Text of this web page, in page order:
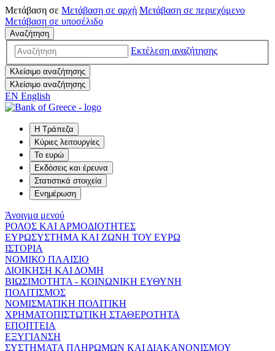
Μετάβαση σε Μετάβαση σε αρχή Μετάβαση σε περιεχόμενο
Μετάβαση σε υποσέλιδο
Αναζήτηση
Εκτέλεση αναζήτησης
Κλείσιμο αναζήτησης
Κλείσιμο αναζήτησης
EN English
Η Τράπεζα
Κύριες λειτουργίες
Το ευρώ
Εκδόσεις και έρευνα
Στατιστικά στοιχεία
Ενημέρωση
Άνοιγμα μενού
ΡΟΛΟΣ ΚΑΙ ΑΡΜΟΔΙΟΤΗΤΕΣ
ΕΥΡΩΣΥΣΤΗΜΑ ΚΑΙ ΖΩΝΗ ΤΟΥ ΕΥΡΩ
ΙΣΤΟΡΙΑ
ΝΟΜΙΚΟ ΠΛΑΙΣΙΟ
ΔΙΟΙΚΗΣΗ ΚΑΙ ΔΟΜΗ
ΒΙΩΣΙΜΟΤΗΤΑ - ΚΟΙΝΩΝΙΚΗ ΕΥΘΥΝΗ
ΠΟΛΙΤΙΣΜΟΣ
ΝΟΜΙΣΜΑΤΙΚΗ ΠΟΛΙΤΙΚΗ
ΧΡΗΜΑΤΟΠΙΣΤΩΤΙΚΗ ΣΤΑΘΕΡΟΤΗΤΑ
ΕΠΟΠΤΕΙΑ
ΕΞΥΓΙΑΝΣΗ
ΣΥΣΤΗΜΑΤΑ ΠΛΗΡΩΜΩΝ ΚΑΙ ΔΙΑΚΑΝΟΝΙΣΜΟΥ